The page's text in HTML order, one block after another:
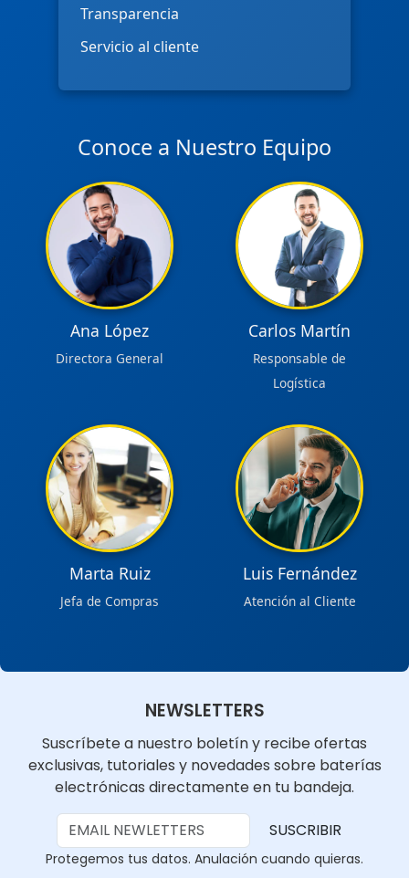
Transparencia
Servicio al cliente
Conoce a Nuestro Equipo
Ana López
Directora General
Carlos Martín
Responsable de
Logística
Marta Ruiz
Jefa de Compras
Luis Fernández
Atención al Cliente
NEWSLETTERS
Suscríbete a nuestro boletín y recibe ofertas
exclusivas, tutoriales y novedades sobre baterías
electrónicas directamente en tu bandeja.
SUSCRIBIR
Protegemos tus datos. Anulación cuando quieras.